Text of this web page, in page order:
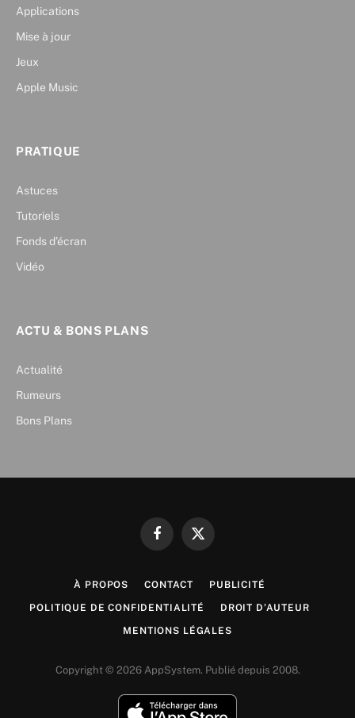
Applications
Mise à jour
Jeux
Apple Music
PRATIQUE
Astuces
Tutoriels
Fonds d’écran
Vidéo
ACTU & BONS PLANS
Actualité
Rumeurs
Bons Plans
FacebookX
À PROPOS CONTACT PUBLICITÉ
POLITIQUE DE CONFIDENTIALITÉ DROIT D’AUTEUR
MENTIONS LÉGALES
Copyright © 2026 AppSystem. Publié depuis 2008.